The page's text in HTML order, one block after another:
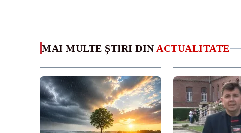
MAI MULTE ȘTIRI DIN ACTUALITATE